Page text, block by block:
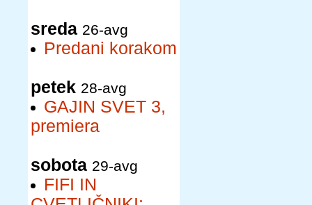
sreda 26-avg
Predani korakom
petek 28-avg
GAJIN SVET 3,
premiera
sobota 29-avg
FIFI IN